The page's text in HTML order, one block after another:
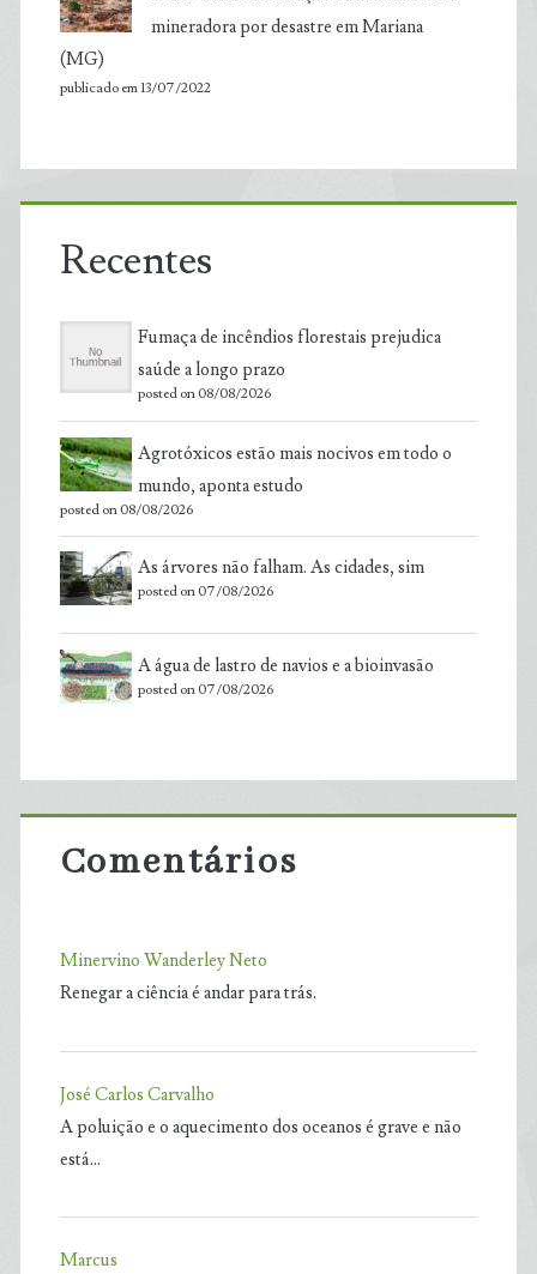
mineradora por desastre em Mariana
(MG)
publicado em 13/07/2022
Recentes
Fumaça de incêndios florestais prejudica
saúde a longo prazo
posted on 08/08/2026
Agrotóxicos estão mais nocivos em todo o
mundo, aponta estudo
posted on 08/08/2026
As árvores não falham. As cidades, sim
posted on 07/08/2026
A água de lastro de navios e a bioinvasão
posted on 07/08/2026
Comentários
Minervino Wanderley Neto
Renegar a ciência é andar para trás.
José Carlos Carvalho
A poluição e o aquecimento dos oceanos é grave e não
está…
Marcus